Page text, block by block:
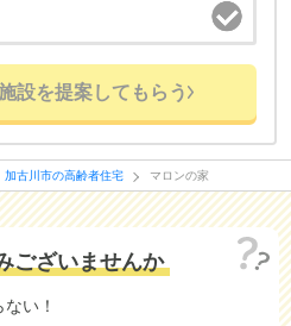
設を提案してもらう
加古川市の高齢者住宅 マロンの家
ございませんか
い！